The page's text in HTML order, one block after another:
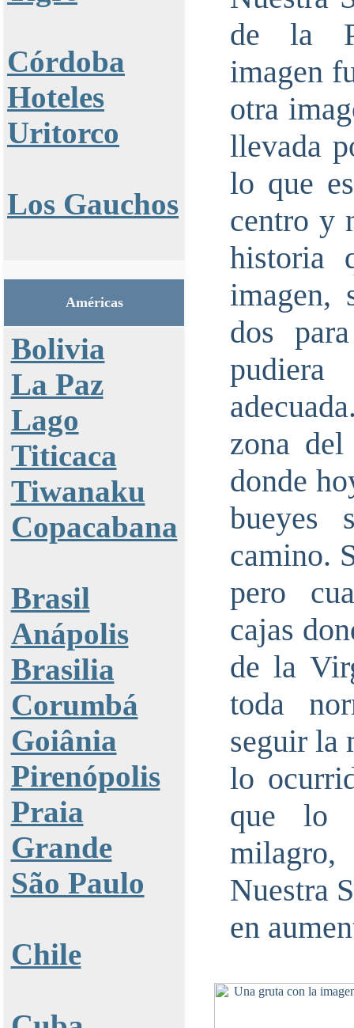
Córdoba
Hoteles
Uritorco
Los Gauchos
Américas
Bolivia
La Paz
Lago
Titicaca
Tiwanaku
Copacabana
Brasil
Anápolis
Brasilia
Corumbá
Goiânia
Pirenópolis
Praia
Grande
São Paulo
Chile
de la
imagen
otra
llevada
lo que
centro y
historia
imagen,
dos
zona
donde
bueyes
camino.
pero
cajas
de la
toda
seguir la
lo
que lo
Nuestra
en